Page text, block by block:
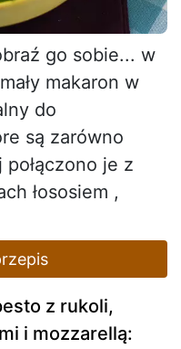
go sobie... w
makaron w
do
są zarówno
je z
łososiem ,
z rukoli,
i mozzarellą: